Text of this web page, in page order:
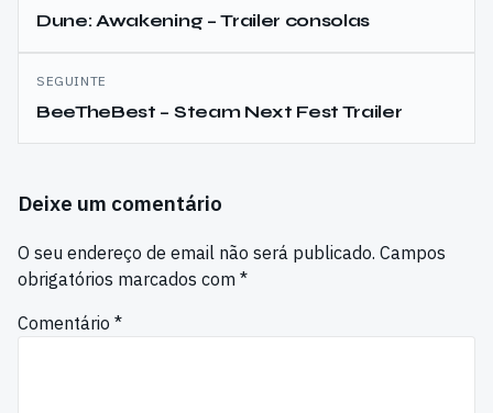
de
artigos
Dune: Awakening – Trailer consolas
SEGUINTE
BeeTheBest – Steam Next Fest Trailer
Deixe um comentário
O seu endereço de email não será publicado. Campos
obrigatórios marcados com *
Comentário *